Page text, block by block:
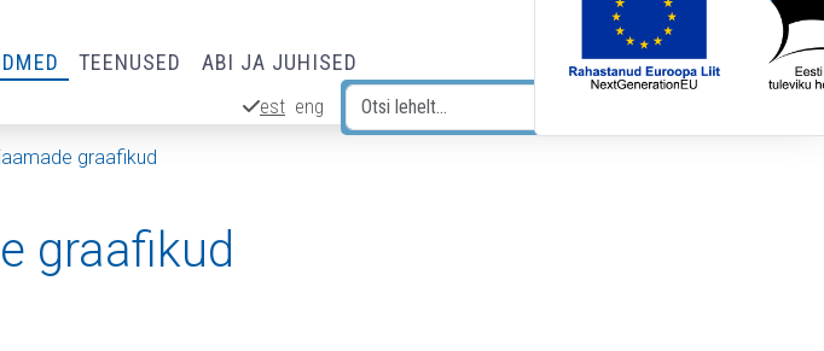
TEENUSED ABI JA JUHISED
est eng
graafikud
graafikud